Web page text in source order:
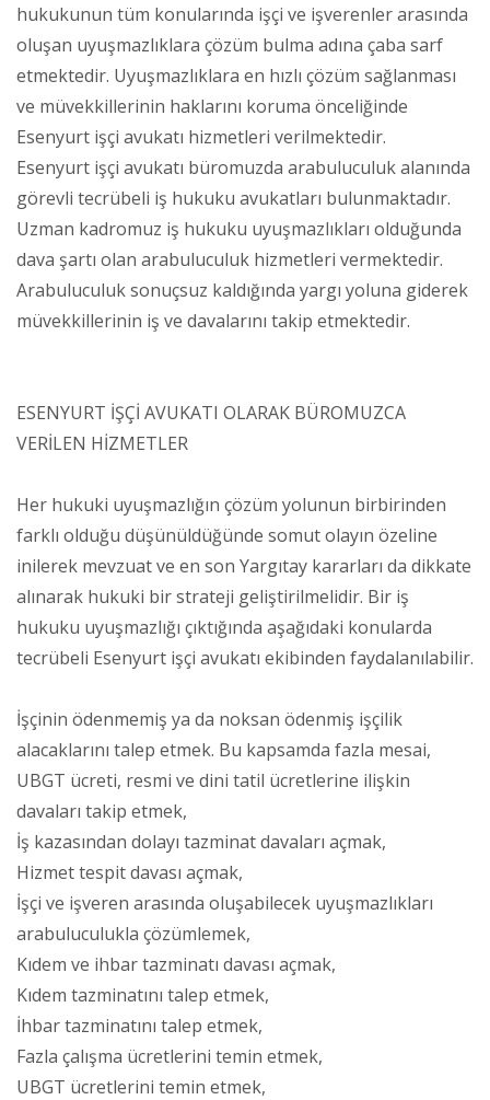
hukukunun tüm konularında işçi ve işverenler arasında
oluşan uyuşmazlıklara çözüm bulma adına çaba sarf
etmektedir. Uyuşmazlıklara en hızlı çözüm sağlanması
ve müvekkillerinin haklarını koruma önceliğinde
Esenyurt işçi avukatı hizmetleri verilmektedir.
Esenyurt işçi avukatı büromuzda arabuluculuk alanında
görevli tecrübeli iş hukuku avukatları bulunmaktadır.
Uzman kadromuz iş hukuku uyuşmazlıkları olduğunda
dava şartı olan arabuluculuk hizmetleri vermektedir.
Arabuluculuk sonuçsuz kaldığında yargı yoluna giderek
müvekkillerinin iş ve davalarını takip etmektedir.
ESENYURT İŞÇİ AVUKATI OLARAK BÜROMUZCA
VERİLEN HİZMETLER
Her hukuki uyuşmazlığın çözüm yolunun birbirinden
farklı olduğu düşünüldüğünde somut olayın özeline
inilerek mevzuat ve en son Yargıtay kararları da dikkate
alınarak hukuki bir strateji geliştirilmelidir. Bir iş
hukuku uyuşmazlığı çıktığında aşağıdaki konularda
tecrübeli Esenyurt işçi avukatı ekibinden faydalanılabilir.
İşçinin ödenmemiş ya da noksan ödenmiş işçilik
alacaklarını talep etmek. Bu kapsamda fazla mesai,
UBGT ücreti, resmi ve dini tatil ücretlerine ilişkin
davaları takip etmek,
İş kazasından dolayı tazminat davaları açmak,
Hizmet tespit davası açmak,
İşçi ve işveren arasında oluşabilecek uyuşmazlıkları
arabuluculukla çözümlemek,
Kıdem ve ihbar tazminatı davası açmak,
Kıdem tazminatını talep etmek,
İhbar tazminatını talep etmek,
Fazla çalışma ücretlerini temin etmek,
UBGT ücretlerini temin etmek,